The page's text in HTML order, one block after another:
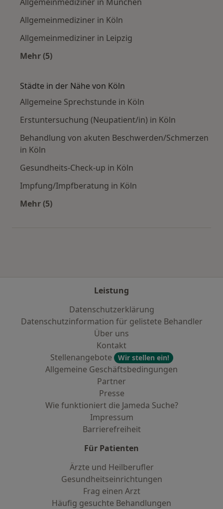
Allgemeinmediziner in Köln
Allgemeinmediziner in Leipzig
Mehr (5)
Städte in der Nähe von Köln
Allgemeine Sprechstunde in Köln
Erstuntersuchung (Neupatient/in) in Köln
Behandlung von akuten Beschwerden/Schmerzen
in Köln
Gesundheits-Check-up in Köln
Impfung/Impfberatung in Köln
Mehr (5)
Leistung
Datenschutzerklärung
Datenschutzinformation für gelistete Behandler
Über uns
Kontakt
Stellenangebote
Wir stellen ein!
Allgemeine Geschäftsbedingungen
Partner
Presse
Wie funktioniert die Jameda Suche?
Impressum
Barrierefreiheit
Für Patienten
Ärzte und Heilberufler
Gesundheitseinrichtungen
Frag einen Arzt
Häufig gesuchte Behandlungen